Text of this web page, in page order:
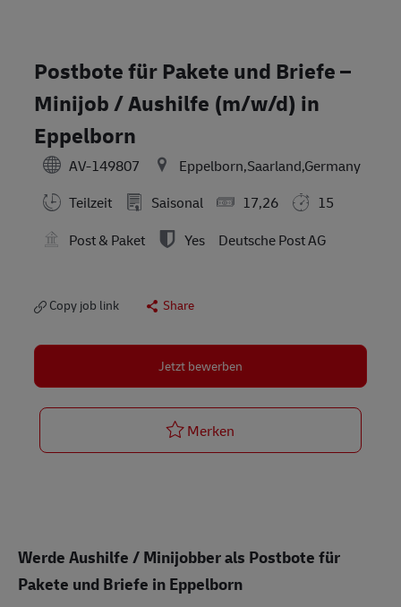
Postbote für Pakete und Briefe –
Minijob / Aushilfe (m/w/d) in
Eppelborn
AV-149807
Eppelborn,Saarland,Germany
Teilzeit
Saisonal 17,26
15
Post & Paket
Yes Deutsche Post AG
Copy job link Share
Jetzt bewerben
Merken
Werde Aushilfe / Minijobber als Postbote für
Pakete und Briefe in Eppelborn